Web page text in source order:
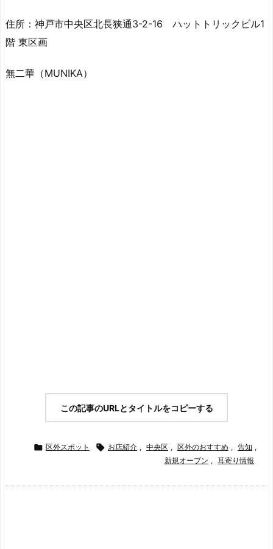
住所：神戸市中央区北長狭通3-2-16 ハットトリックビル1
階 東区画
無二華（MUNIKA）
この記事のURLとタイトルをコピーする
 区外スポット  お店紹介 , 中央区 , 区外のおすすめ , 告知 ,
新規オープン , 耳寄り情報